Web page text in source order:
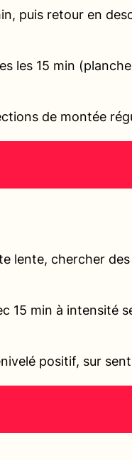
puis retour en
les 15 min
de montée
lente, chercher
15 min à intensité
positif, sur